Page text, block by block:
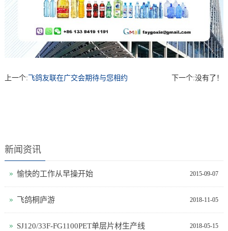
上一个: 飞鸽友联在广交会期待与您相约 下一个:没有了！
新闻资讯
2015-09-07
愉快的工作从早操开始
2018-11-05
飞鸽桐庐游
2018-05-15
SJ120/33F-FG1100PET单层片材生产线